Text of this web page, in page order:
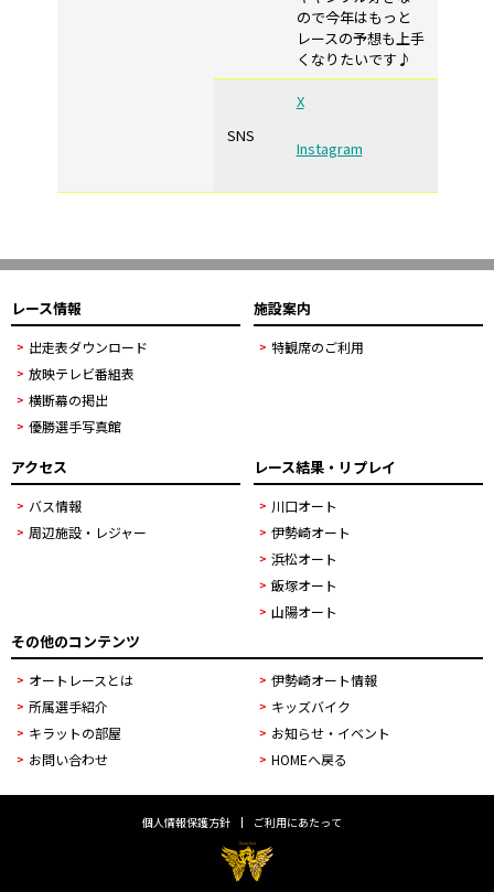
ので今年はもっと
レースの予想も上手
くなりたいです♪
SNS
X
Instagram
レース情報
出走表ダウンロード
放映テレビ番組表
横断幕の掲出
優勝選手写真館
施設案内
特観席のご利用
アクセス
バス情報
周辺施設・レジャー
レース結果・リプレイ
川口オート
伊勢崎オート
浜松オート
飯塚オート
山陽オート
その他のコンテンツ
オートレースとは
伊勢崎オート情報
所属選手紹介
キッズバイク
キラットの部屋
お知らせ・イベント
お問い合わせ
HOMEへ戻る
個人情報保護方針 ご利用にあたって